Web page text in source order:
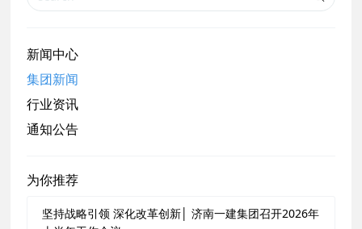
新闻中心
集团新闻
行业资讯
通知公告
为你推荐
坚持战略引领 深化改革创新│ 济南一建集团召开2026年